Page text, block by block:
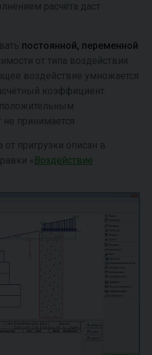
расчёта даст
постоянной, переменной
от типа воздействия
воздействие умножается
коэффициент.
положительным
принимается.
от пригрузки описан в
« Воздействие